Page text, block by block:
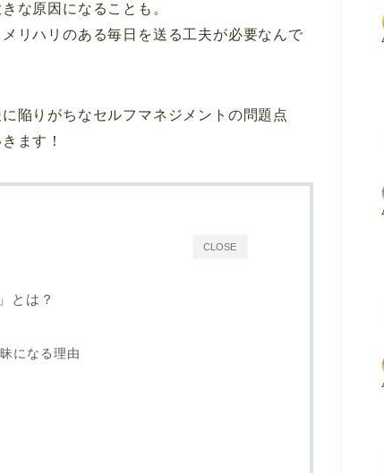
な原因になることも。
リハリのある毎日を送る工夫が必要なんで
陥りがちなセルフマネジメントの問題点
ます！
CLOSE
とは？
になる理由